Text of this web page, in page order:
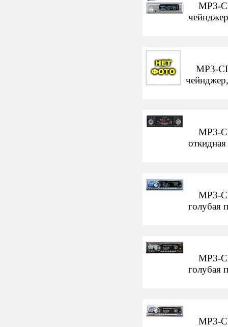
MP3-
MP3-
MP3-
MP3-
голубая
MP3-
голубая
MP3-